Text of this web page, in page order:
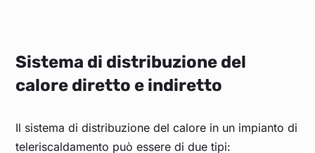
Sistema di distribuzione del
calore diretto e indiretto
Il sistema di distribuzione del calore in un impianto di
teleriscaldamento può essere di due tipi: